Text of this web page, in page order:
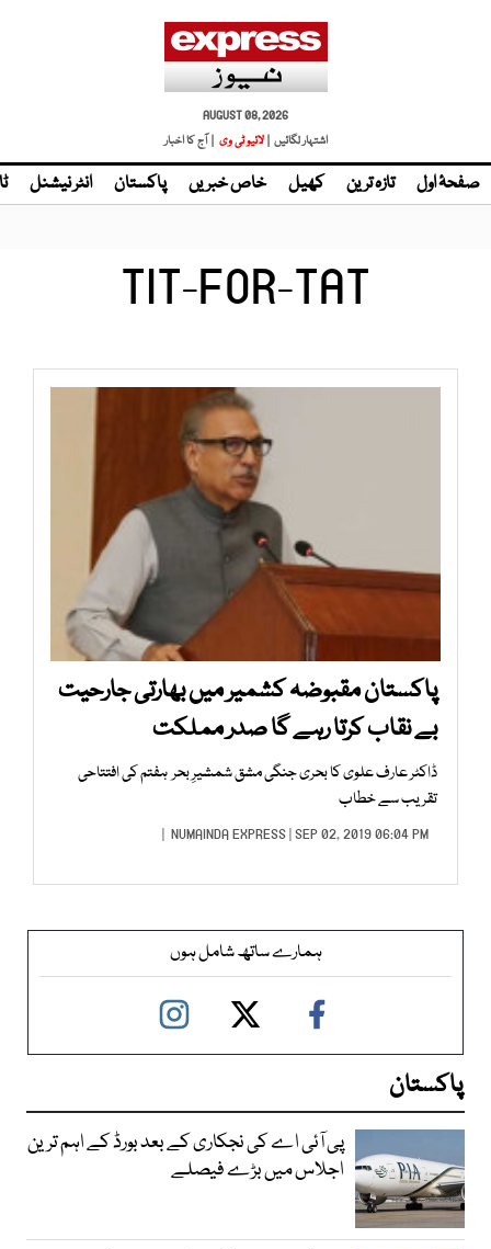
AUGUST 08, 2026
اشتہار لگائیں |
| آج کا اخبار
صفحۂ اول تازہ ترین کھیل خاص خبریں پاکستان انٹر نیشنل
TIT-FOR-TAT
پاکستان مقبوضہ کشمیر میں بھارتی جارحیت
بے نقاب کرتا رہے گا صدر مملکت
ڈاکٹر عارف علوی کا بحری جنگی مشق شمشیرِ بحر ہفتم کی افتتاحی
تقریب سے خطاب
NUMAINDA EXPRESS| SEP 02, 2019 06:04 PM |
ہمارے ساتھ شامل ہوں
پاکستان
پی آئی اے کی نجکاری کے بعد بورڈ کے اہم ترین
اجلاس میں بڑے فیصلے